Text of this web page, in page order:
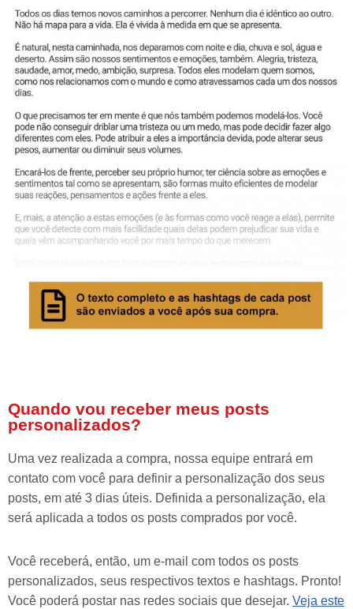
Quando vou receber meus posts
personalizados?
Uma vez realizada a compra, nossa equipe entrará em
contato com você para definir a personalização dos seus
posts, em até 3 dias úteis. Definida a personalização, ela
será aplicada a todos os posts comprados por você.
Você receberá, então, um e-mail com todos os posts
personalizados, seus respectivos textos e hashtags. Pronto!
Você poderá postar nas redes sociais que desejar. Veja este